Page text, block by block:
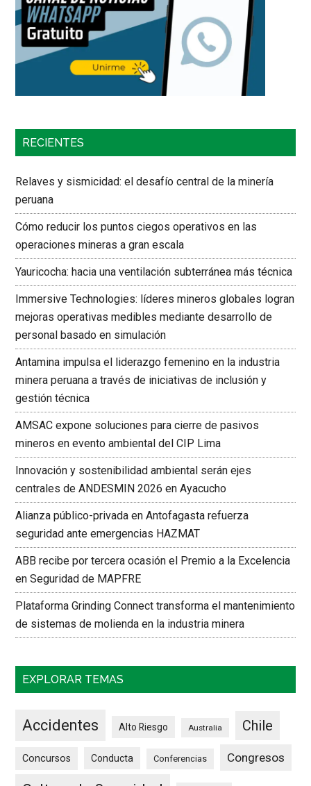
RECIENTES
Relaves y sismicidad: el desafío central de la minería
peruana
Cómo reducir los puntos ciegos operativos en las
operaciones mineras a gran escala
Yauricocha: hacia una ventilación subterránea más técnica
Immersive Technologies: líderes mineros globales logran
mejoras operativas medibles mediante desarrollo de
personal basado en simulación
Antamina impulsa el liderazgo femenino en la industria
minera peruana a través de iniciativas de inclusión y
gestión técnica
AMSAC expone soluciones para cierre de pasivos
mineros en evento ambiental del CIP Lima
Innovación y sostenibilidad ambiental serán ejes
centrales de ANDESMIN 2026 en Ayacucho
Alianza público-privada en Antofagasta refuerza
seguridad ante emergencias HAZMAT
ABB recibe por tercera ocasión el Premio a la Excelencia
en Seguridad de MAPFRE
Plataforma Grinding Connect transforma el mantenimiento
de sistemas de molienda en la industria minera
EXPLORAR TEMAS
Accidentes Alto Riesgo Australia Chile
Concursos Conducta Conferencias Congresos